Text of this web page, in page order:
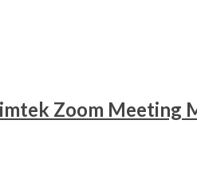
Zoom Meeting